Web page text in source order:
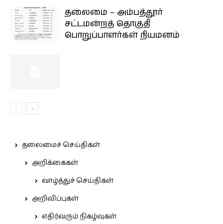
தலைமை – அம்பத்தூர்
சட்டமன்றத் தொகுதி
பொறுப்பாளர்கள் நியமனம்
தலைமைச் செய்திகள்
அறிக்கைகள்
வாழ்த்துச் செய்திகள்
அறிவிப்புகள்
எதிர்வரும் நிகழ்வுகள்